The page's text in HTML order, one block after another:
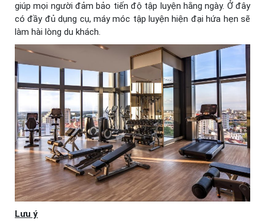
giúp mọi người đảm bảo tiến độ tập luyện hằng ngày. Ở đây
có đầy đủ dụng cụ, máy móc tập luyện hiện đại hứa hẹn sẽ
làm hài lòng du khách.
Lưu ý